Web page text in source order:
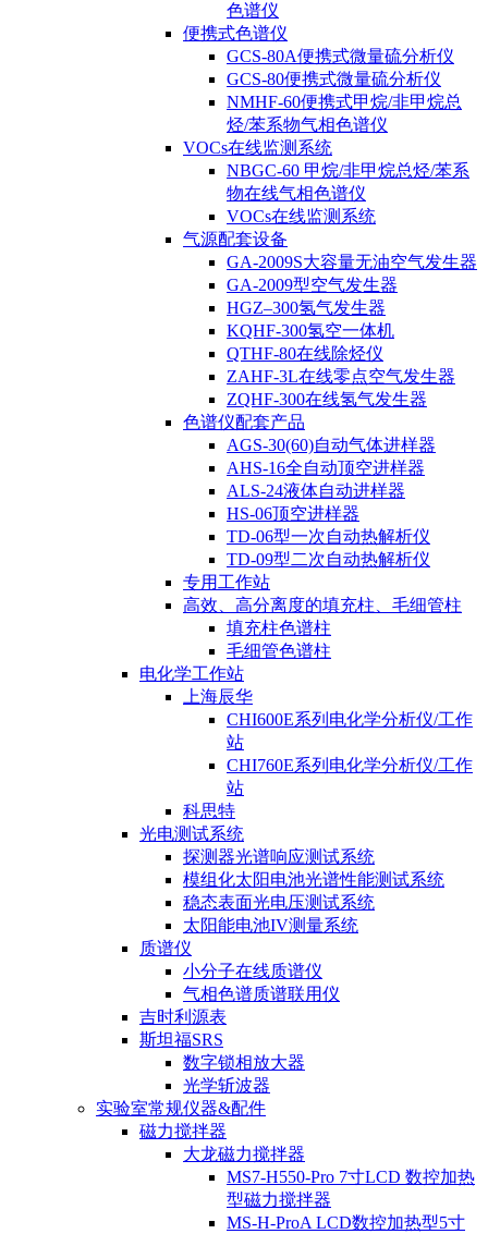
色谱仪
便携式色谱仪
GCS-80A便携式微量硫分析仪
GCS-80便携式微量硫分析仪
NMHF-60便携式甲烷/非甲烷总
烃/苯系物气相色谱仪
VOCs在线监测系统
NBGC-60 甲烷/非甲烷总烃/苯系
物在线气相色谱仪
VOCs在线监测系统
气源配套设备
GA-2009S大容量无油空气发生器
GA-2009型空气发生器
HGZ–300氢气发生器
KQHF-300氢空一体机
QTHF-80在线除烃仪
ZAHF-3L在线零点空气发生器
ZQHF-300在线氢气发生器
色谱仪配套产品
AGS-30(60)自动气体进样器
AHS-16全自动顶空进样器
ALS-24液体自动进样器
HS-06顶空进样器
TD-06型一次自动热解析仪
TD-09型二次自动热解析仪
专用工作站
高效、高分离度的填充柱、毛细管柱
填充柱色谱柱
毛细管色谱柱
电化学工作站
上海辰华
CHI600E系列电化学分析仪/工作
站
CHI760E系列电化学分析仪/工作
站
科思特
光电测试系统
探测器光谱响应测试系统
模组化太阳电池光谱性能测试系统
稳态表面光电压测试系统
太阳能电池IV测量系统
质谱仪
小分子在线质谱仪
气相色谱质谱联用仪
吉时利源表
斯坦福SRS
数字锁相放大器
光学斩波器
实验室常规仪器&配件
磁力搅拌器
大龙磁力搅拌器
MS7-H550-Pro 7寸LCD 数控加热
型磁力搅拌器
MS-H-ProA LCD数控加热型5寸